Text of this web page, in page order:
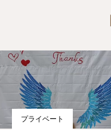
プライベート